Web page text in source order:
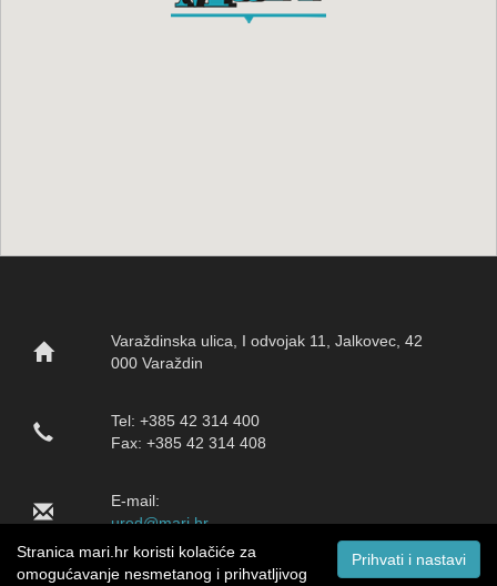
Varaždinska ulica, I odvojak 11, Jalkovec, 42
000 Varaždin
Tel: +385 42 314 400
Fax: +385 42 314 408
E-mail:
ured@mari.hr
Onedrive-moj pretinac
Prihvati i nastavi
Stranica mari.hr koristi kolačiće za
omogućavanje nesmetanog i prihvatljivog